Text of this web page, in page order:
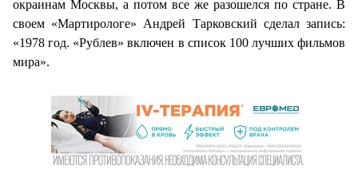
окраинам Москвы, а потом все же разошелся по стране. В
своем «Мартирологе» Андрей Тарковский сделал запись:
«1978 год. «Рублев» включен в список 100 лучших фильмов
мира».